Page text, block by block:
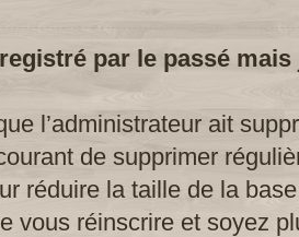
par le passé
l’administrateur ait
de supprimer
réduire la taille de la
vous réinscrire et soyez